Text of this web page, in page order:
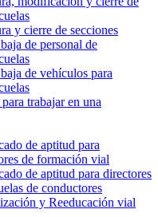
y cierre de secciones
de personal de
de vehículos para
trabajar en una
de aptitud para
de formación vial
de aptitud para directores
de conductores
y Reeducación vial